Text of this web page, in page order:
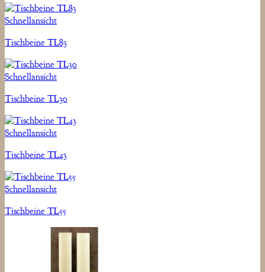
Schnellansicht
Tischbeine TL83
Schnellansicht
Tischbeine TL30
Schnellansicht
Tischbeine TL43
Schnellansicht
Tischbeine TL55